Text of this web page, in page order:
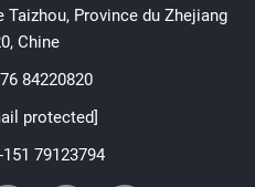
Province du Zhejiang
Chine
84220820
protected]
79123794